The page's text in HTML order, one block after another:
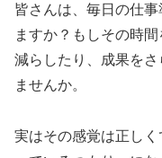
皆さんは、毎日の仕
ますか？もしその時
減らしたり、成果を
ませんか。
実はその感覚は正し